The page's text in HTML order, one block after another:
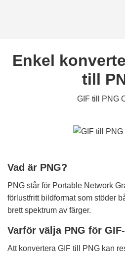
Enkel
till
GIF till PNG
Vad är PNG?
PNG står för Portable Network
förlustfritt bildformat som stöder
brett spektrum av färger.
Varför välja PNG för
Att konvertera GIF till PNG kan